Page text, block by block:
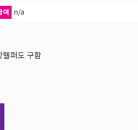
여 n/a
퍼도 구함